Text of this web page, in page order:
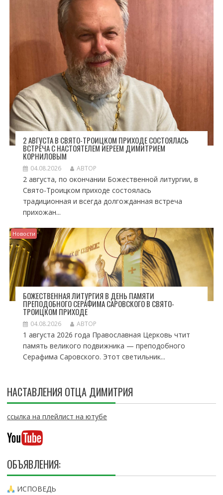
2 АВГУСТА В СВЯТО-ТРОИЦКОМ ПРИХОДЕ СОСТОЯЛАСЬ
ВСТРЕЧА С НАСТОЯТЕЛЕМ ИЕРЕЕМ ДИМИТРИЕМ
КОРНИЛОВЫМ
04.08.2026 АВТОР
2 августа, по окончании Божественной литургии, в
Свято-Троицком приходе состоялась
традиционная и всегда долгожданная встреча
прихожан...
Новости
БОЖЕСТВЕННАЯ ЛИТУРГИЯ В ДЕНЬ ПАМЯТИ
ПРЕПОДОБНОГО СЕРАФИМА САРОВСКОГО В СВЯТО-
ТРОИЦКОМ ПРИХОДЕ
04.08.2026 АВТОР
1 августа 2026 года Православная Церковь чтит
память великого подвижника — преподобного
Серафима Саровского. Этот светильник...
НАСТАВЛЕНИЯ ОТЦА ДИМИТРИЯ
ссылка на плейлист на ютубе
ОБЪЯВЛЕНИЯ:
ИСПОВЕДЬ